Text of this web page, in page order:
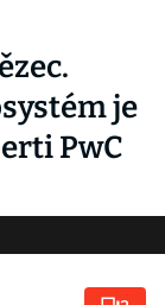
je
PwC